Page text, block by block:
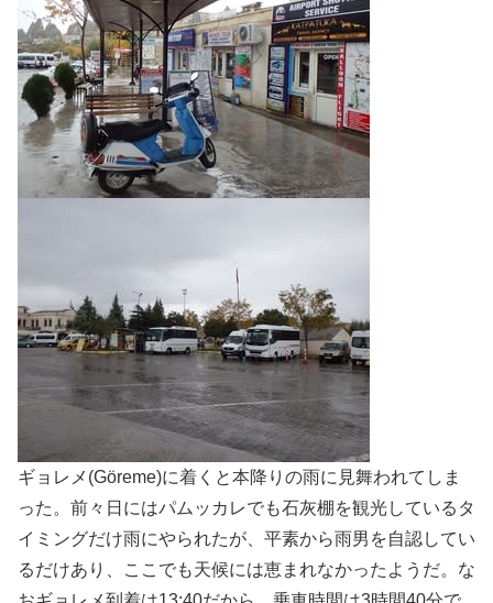
ギョレメ(Göreme)に着くと本降りの雨に見舞われてしま
った。前々日にはパムッカレでも石灰棚を観光しているタ
イミングだけ雨にやられたが、平素から雨男を自認してい
るだけあり、ここでも天候には恵まれなかったようだ。な